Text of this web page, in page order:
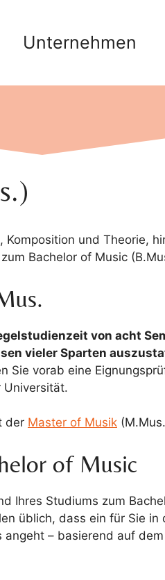
Unternehmen
und Theorie,
zum Bachelor of Music
von acht
vieler Sparten
Sie vorab eine
Universität.
der Master of Musik
of Music
Ihres Studiums zum
üblich, dass ein für Sie
– basierend auf